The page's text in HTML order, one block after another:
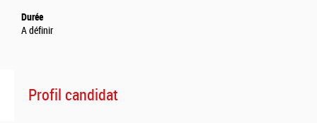
Durée
A définir
Profil candidat